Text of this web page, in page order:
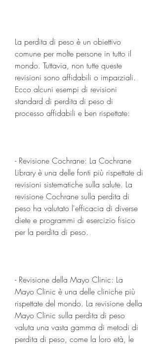
La perdita di peso è un obiettivo
comune per molte persone in tutto il
mondo. Tuttavia, non tutte queste
revisioni sono affidabili o imparziali.
Ecco alcuni esempi di revisioni
standard di perdita di peso di
processo affidabili e ben rispettate:
- Revisione Cochrane: La Cochrane
Library è una delle fonti più rispettate di
revisioni sistematiche sulla salute. La
revisione Cochrane sulla perdita di
peso ha valutato l'efficacia di diverse
diete e programmi di esercizio fisico
per la perdita di peso.
- Revisione della Mayo Clinic: La
Mayo Clinic è una delle cliniche più
rispettate del mondo. La revisione della
Mayo Clinic sulla perdita di peso
valuta una vasta gamma di metodi di
perdita di peso, come la loro età, le